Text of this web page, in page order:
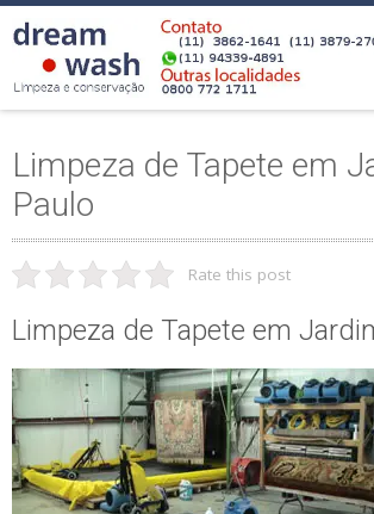
Limpeza de Tapete em
Paulo
Rate this post
Limpeza de Tapete em